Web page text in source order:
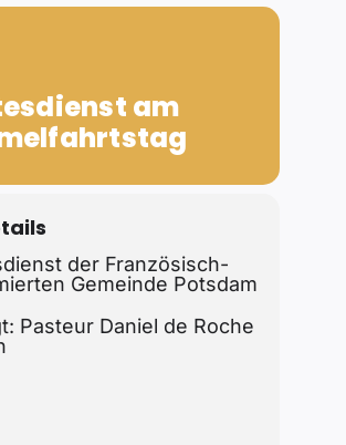
am
der Französisch-
Gemeinde Potsdam
Pasteur Daniel de Roche